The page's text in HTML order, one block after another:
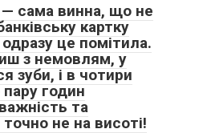
сама винна, що не
картку
це помітила.
з немовлям, у
зуби, і в чотири
годин
та
не на висоті!